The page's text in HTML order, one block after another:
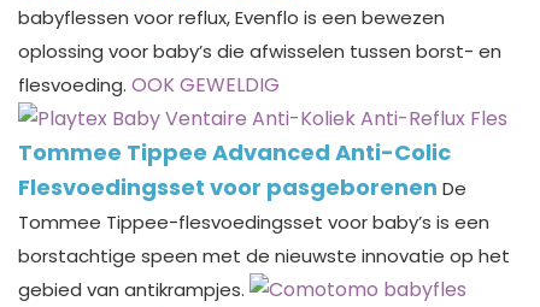
babyflessen voor reflux, Evenflo is een bewezen
oplossing voor baby’s die afwisselen tussen borst- en
flesvoeding. OOK GEWELDIG
Tommee Tippee Advanced Anti-Colic
Flesvoedingsset voor pasgeborenen De
Tommee Tippee-flesvoedingsset voor baby’s is een
borstachtige speen met de nieuwste innovatie op het
gebied van antikrampjes.